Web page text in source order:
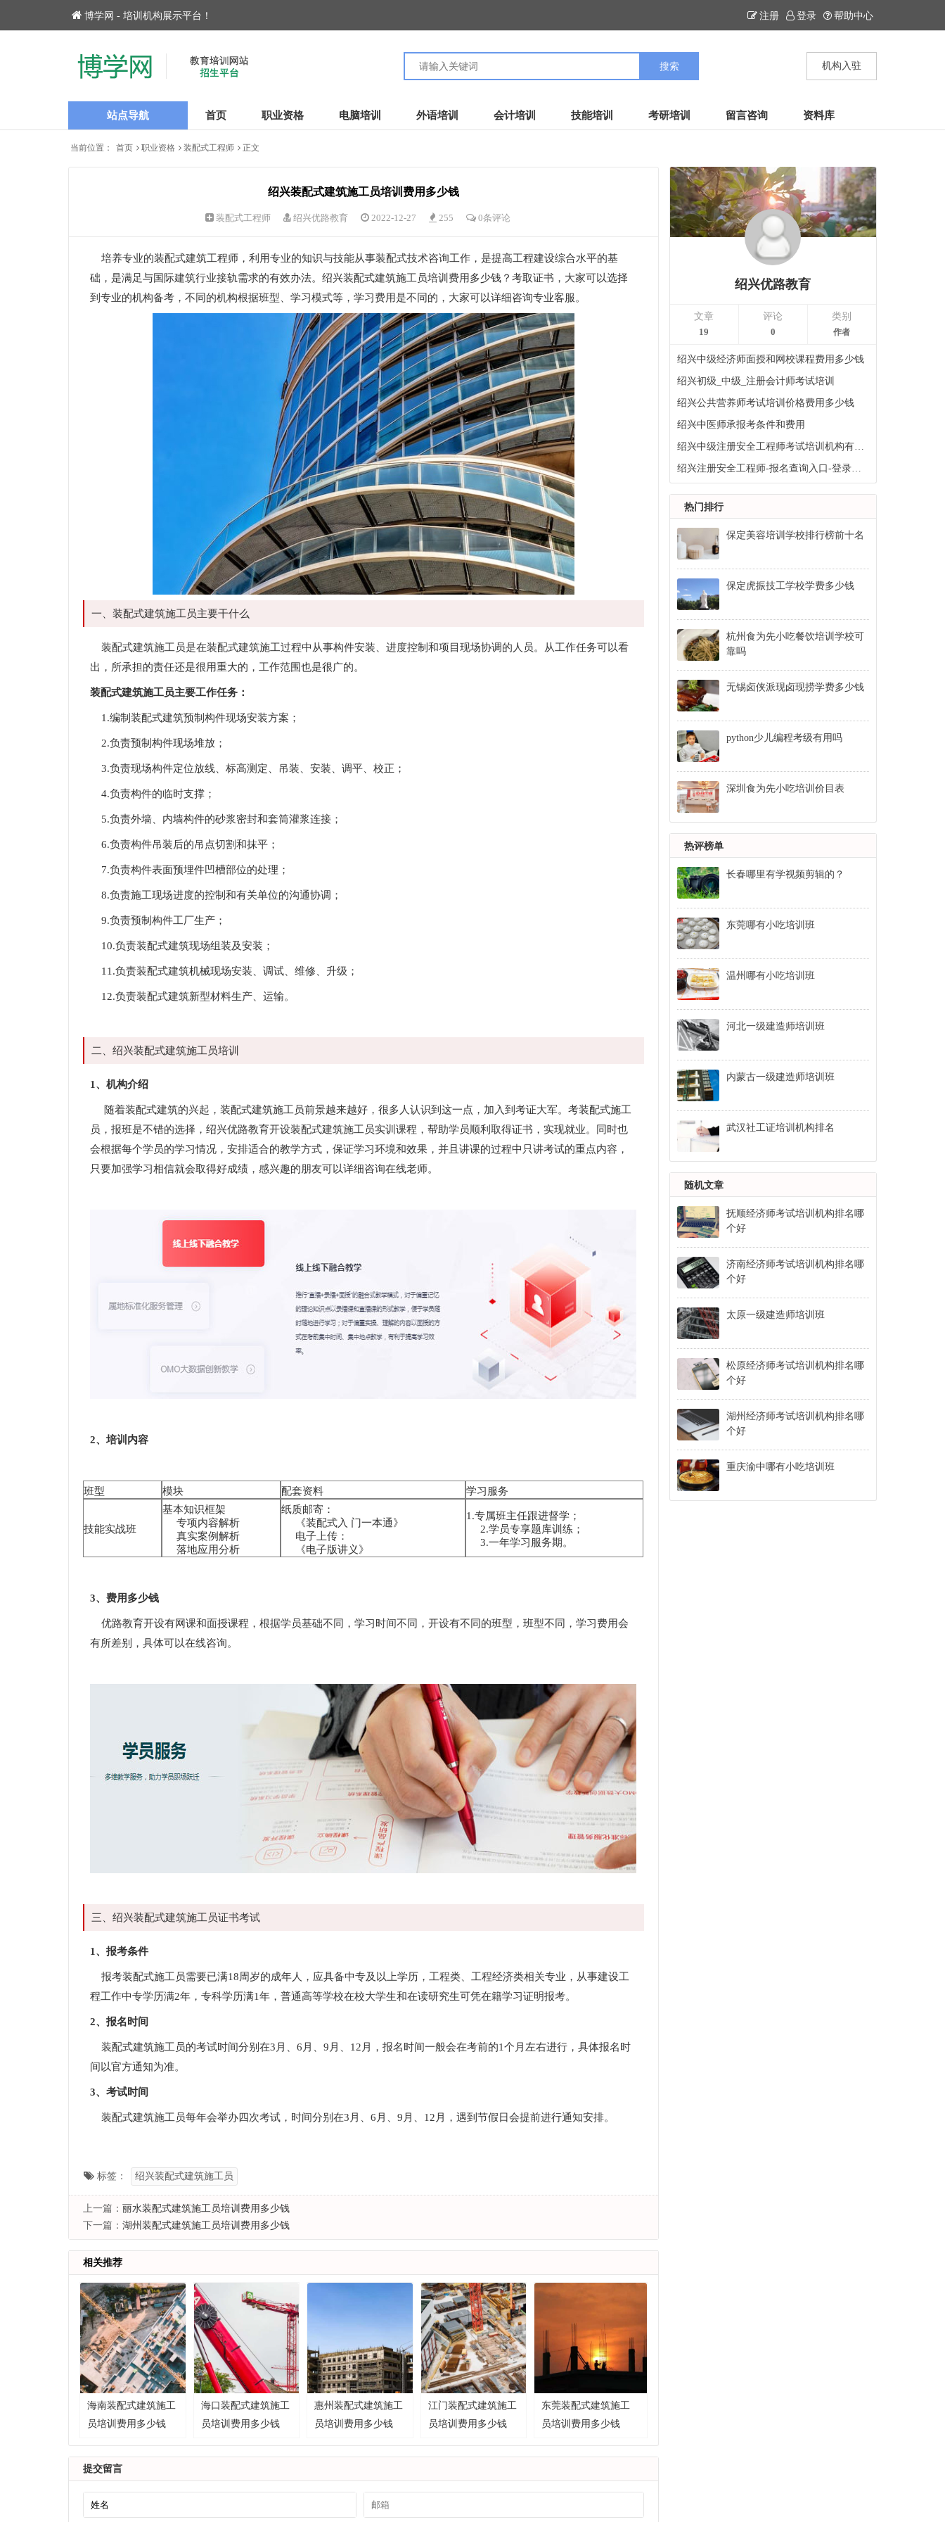
博学网 - 培训机构展示平台！ 注册 登录 帮助中心
机构入驻
站点导航 首页 职业资格 电脑培训 外语培训 会计培训 技能培训 考研培训 留言咨询 资料库
当前位置： 首页 职业资格 装配式工程师 正文
绍兴装配式建筑施工员培训费用多少钱
装配式工程师 绍兴优路教育 2022-12-27 255 0条评论
培养专业的装配式建筑工程师，利用专业的知识与技能从事装配式技术咨询工作，是提高工程建设综合水平的基
础，是满足与国际建筑行业接轨需求的有效办法。绍兴装配式建筑施工员培训费用多少钱？考取证书，大家可以选择
到专业的机构备考，不同的机构根据班型、学习模式等，学习费用是不同的，大家可以详细咨询专业客服。
一、装配式建筑施工员主要干什么
装配式建筑施工员是在装配式建筑施工过程中从事构件安装、进度控制和项目现场协调的人员。从工作任务可以看
出，所承担的责任还是很用重大的，工作范围也是很广的。
装配式建筑施工员主要工作任务：
1.编制装配式建筑预制构件现场安装方案；
2.负责预制构件现场堆放；
3.负责现场构件定位放线、标高测定、吊装、安装、调平、校正；
4.负责构件的临时支撑；
5.负责外墙、内墙构件的砂浆密封和套筒灌浆连接；
6.负责构件吊装后的吊点切割和抹平；
7.负责构件表面预埋件凹槽部位的处理；
8.负责施工现场进度的控制和有关单位的沟通协调；
9.负责预制构件工厂生产；
10.负责装配式建筑现场组装及安装；
11.负责装配式建筑机械现场安装、调试、维修、升级；
12.负责装配式建筑新型材料生产、运输。
二、绍兴装配式建筑施工员培训
1、机构介绍
随着装配式建筑的兴起，装配式建筑施工员前景越来越好，很多人认识到这一点，加入到考证大军。考装配式施工
员，报班是不错的选择，绍兴优路教育开设装配式建筑施工员实训课程，帮助学员顺利取得证书，实现就业。同时也
会根据每个学员的学习情况，安排适合的教学方式，保证学习环境和效果，并且讲课的过程中只讲考试的重点内容，
只要加强学习相信就会取得好成绩，感兴趣的朋友可以详细咨询在线老师。
2、培训内容
班型 模块 配套资料 学习服务
技能实战班
基本知识框架
专项内容解析
真实案例解析
落地应用分析
纸质邮寄：
《装配式入 门一本通》
电子上传：
《电子版讲义》
1.专属班主任跟进督学；
2.学员专享题库训练；
3.一年学习服务期。
3、费用多少钱
优路教育开设有网课和面授课程，根据学员基础不同，学习时间不同，开设有不同的班型，班型不同，学习费用会
有所差别，具体可以在线咨询。
三、绍兴装配式建筑施工员证书考试
1、报考条件
报考装配式施工员需要已满18周岁的成年人，应具备中专及以上学历，工程类、工程经济类相关专业，从事建设工
程工作中专学历满2年，专科学历满1年，普通高等学校在校大学生和在读研究生可凭在籍学习证明报考。
2、报名时间
装配式建筑施工员的考试时间分别在3月、6月、9月、12月，报名时间一般会在考前的1个月左右进行，具体报名时
间以官方通知为准。
3、考试时间
装配式建筑施工员每年会举办四次考试，时间分别在3月、6月、9月、12月，遇到节假日会提前进行通知安排。
标签： 绍兴装配式建筑施工员
上一篇： 丽水装配式建筑施工员培训费用多少钱
下一篇： 湖州装配式建筑施工员培训费用多少钱
相关推荐
海南装配式建筑施工
员培训费用多少钱
海口装配式建筑施工
员培训费用多少钱
惠州装配式建筑施工
员培训费用多少钱
江门装配式建筑施工
员培训费用多少钱
东莞装配式建筑施工
员培训费用多少钱
提交留言
绍兴优路教育
文章
19
评论
0
类别
作者
绍兴中级经济师面授和网校课程费用多少钱
绍兴初级_中级_注册会计师考试培训
绍兴公共营养师考试培训价格费用多少钱
绍兴中医师承报考条件和费用
绍兴中级注册安全工程师考试培训机构有哪些
绍兴注册安全工程师-报名查询入口-登录入口-报名入口
热门排行
保定美容培训学校排行榜前十名
保定虎振技工学校学费多少钱
杭州食为先小吃餐饮培训学校可
靠吗
无锡卤侠派现卤现捞学费多少钱
python少儿编程考级有用吗
深圳食为先小吃培训价目表
热评榜单
长春哪里有学视频剪辑的？
东莞哪有小吃培训班
温州哪有小吃培训班
河北一级建造师培训班
内蒙古一级建造师培训班
武汉社工证培训机构排名
随机文章
抚顺经济师考试培训机构排名哪
个好
济南经济师考试培训机构排名哪
个好
太原一级建造师培训班
松原经济师考试培训机构排名哪
个好
湖州经济师考试培训机构排名哪
个好
重庆渝中哪有小吃培训班